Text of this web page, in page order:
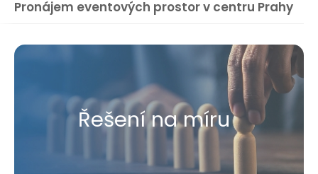
Pronájem eventových prostor v centru Prahy
Řešení na míru